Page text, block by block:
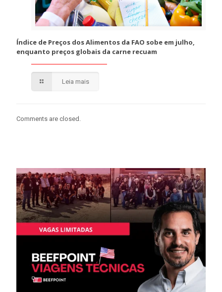
Índice de Preços dos Alimentos da FAO sobe em julho,
enquanto preços globais da carne recuam
Leia mais
Comments are closed.